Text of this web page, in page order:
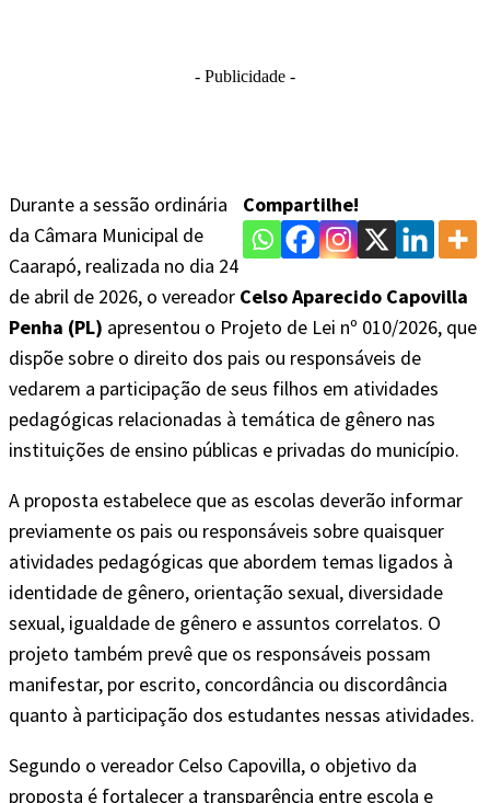
- Publicidade -
Compartilhe!
Durante a sessão ordinária
da Câmara Municipal de
Caarapó, realizada no dia 24
de abril de 2026, o vereador Celso Aparecido Capovilla
Penha (PL) apresentou o Projeto de Lei nº 010/2026, que
dispõe sobre o direito dos pais ou responsáveis de
vedarem a participação de seus filhos em atividades
pedagógicas relacionadas à temática de gênero nas
instituições de ensino públicas e privadas do município.
A proposta estabelece que as escolas deverão informar
previamente os pais ou responsáveis sobre quaisquer
atividades pedagógicas que abordem temas ligados à
identidade de gênero, orientação sexual, diversidade
sexual, igualdade de gênero e assuntos correlatos. O
projeto também prevê que os responsáveis possam
manifestar, por escrito, concordância ou discordância
quanto à participação dos estudantes nessas atividades.
Segundo o vereador Celso Capovilla, o objetivo da
proposta é fortalecer a transparência entre escola e